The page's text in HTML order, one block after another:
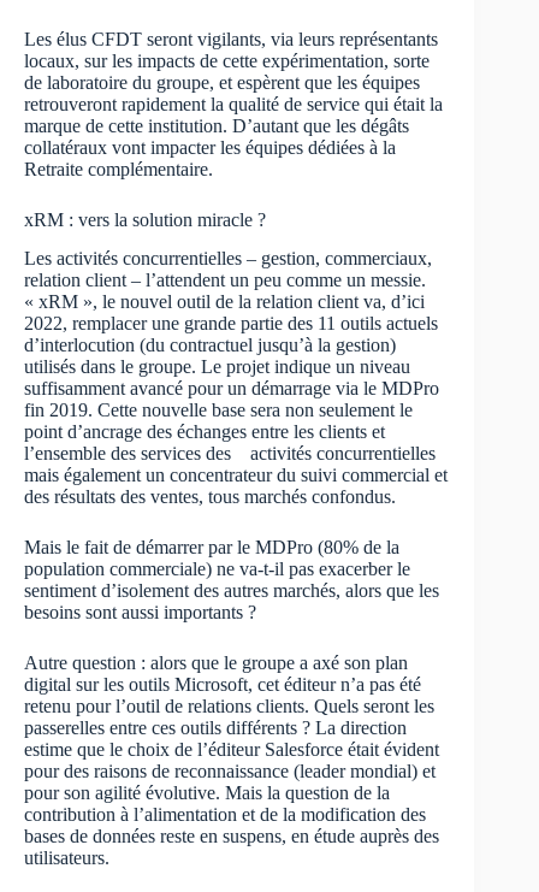
Les élus CFDT seront vigilants, via leurs représentants
locaux, sur les impacts de cette expérimentation, sorte
de laboratoire du groupe, et espèrent que les équipes
retrouveront rapidement la qualité de service qui était la
marque de cette institution. D’autant que les dégâts
collatéraux vont impacter les équipes dédiées à la
Retraite complémentaire.
xRM : vers la solution miracle ?
Les activités concurrentielles – gestion, commerciaux,
relation client – l’attendent un peu comme un messie.
« xRM », le nouvel outil de la relation client va, d’ici
2022, remplacer une grande partie des 11 outils actuels
d’interlocution (du contractuel jusqu’à la gestion)
utilisés dans le groupe. Le projet indique un niveau
suffisamment avancé pour un démarrage via le MDPro
fin 2019. Cette nouvelle base sera non seulement le
point d’ancrage des échanges entre les clients et
l’ensemble des services des activités concurrentielles
mais également un concentrateur du suivi commercial et
des résultats des ventes, tous marchés confondus.
Mais le fait de démarrer par le MDPro (80% de la
population commerciale) ne va-t-il pas exacerber le
sentiment d’isolement des autres marchés, alors que les
besoins sont aussi importants ?
Autre question : alors que le groupe a axé son plan
digital sur les outils Microsoft, cet éditeur n’a pas été
retenu pour l’outil de relations clients. Quels seront les
passerelles entre ces outils différents ? La direction
estime que le choix de l’éditeur Salesforce était évident
pour des raisons de reconnaissance (leader mondial) et
pour son agilité évolutive. Mais la question de la
contribution à l’alimentation et de la modification des
bases de données reste en suspens, en étude auprès des
utilisateurs.